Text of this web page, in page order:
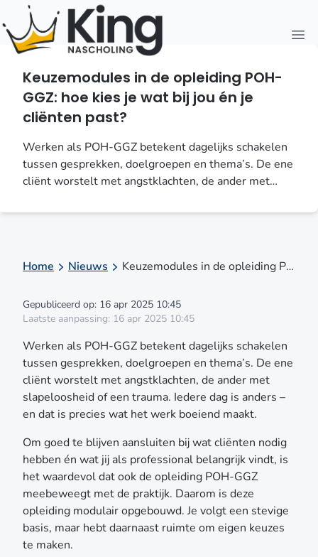
Keuzemodules in de opleiding POH-
GGZ: hoe kies je wat bij jou én je
cliënten past?
Werken als POH-GGZ betekent dagelijks schakelen
tussen gesprekken, doelgroepen en thema’s. De ene
cliënt worstelt met angstklachten, de ander met
dat is precies wat het werk boeiend maakt. Om goed
waardevol dat ook de opleiding POH-GGZ
opleiding modulair opgebouwd. Je volgt een stevige
basis, maar hebt daarnaast ruimte om eigen keuzes te
keuzemodules. En die zijn er niet voor niets. Ze helpen
je om je verder te verdiepen in een onderwerp dat jij
belangrijk vindt – of waar je in je praktijk veel mee te
maken hebt. Maar met zoveel keuzemogelijkheden
kan het ook best lastig zijn: Welke module past nou
écht bij mij, bij mijn cliënten en bij mijn manier van
werken? In deze blog geven we je inzicht in wat
keuzemodules zijn, welke er zoal beschikbaar zijn, én
hoe jij de juiste keuze maakt. Wat zijn keuzemodules
precies? De opleiding POH-GGZ bestaat uit een
aantal vaste onderdelen én uit keuzemodules. Dat ziet
er ongeveer zo uit: De basismodule: hierin leg je het
Home Nieuws Keuzemodules in de opleiding POH-GGZ: hoe kies je wat bij jou én je cliënten past?
Gepubliceerd op: 16 apr 2025 10:45
Laatste aanpassing: 16 apr 2025 10:45
Werken als POH-GGZ betekent dagelijks schakelen
tussen gesprekken, doelgroepen en thema’s. De ene
cliënt worstelt met angstklachten, de ander met
slapeloosheid of een trauma. Iedere dag is anders –
en dat is precies wat het werk boeiend maakt.
Om goed te blijven aansluiten bij wat cliënten nodig
hebben én wat jij als professional belangrijk vindt, is
het waardevol dat ook de opleiding POH-GGZ
meebeweegt met de praktijk. Daarom is deze
opleiding modulair opgebouwd. Je volgt een stevige
basis, maar hebt daarnaast ruimte om eigen keuzes
te maken.